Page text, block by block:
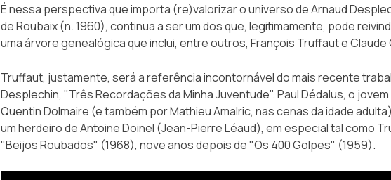
É nessa perspectiva que importa (re)valorizar o universo de Arnaud
de Roubaix (n. 1960), continua a ser um dos que, legitimamente, pode
uma árvore genealógica que inclui, entre outros, François Truffaut e Claude
Truffaut, justamente, será a referência incontornável do mais recente
Desplechin, "Três Recordações da Minha Juventude". Paul Dédalus, o
Quentin Dolmaire (e também por Mathieu Amalric, nas cenas da idade
um herdeiro de Antoine Doinel (Jean-Pierre Léaud), em especial tal como
"Beijos Roubados" (1968), nove anos depois de "Os 400 Golpes" (1959).